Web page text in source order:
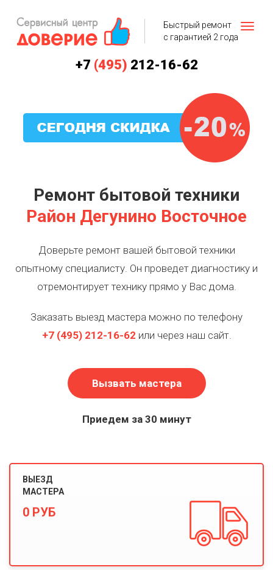
Быстрый ремонт
с гарантией 2 года
+7 (495) 212-16-62
Ремонт бытовой техники
Район Дегунино Восточное
Доверьте ремонт вашей бытовой техники
опытному специалисту. Он проведет диагностику и
отремонтирует технику прямо у Вас дома.
Заказать выезд мастера можно по телефону
+7 (495)212-16-62 или через наш сайт.
Вызвать мастера
Приедем за 30 минут
ВЫЕЗД
МАСТЕРА
0 РУБ